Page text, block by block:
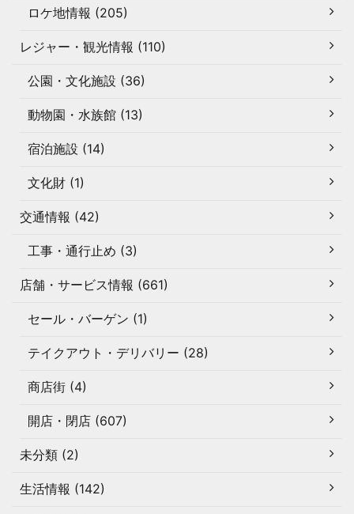
ロケ地情報 (205)
レジャー・観光情報 (110)
公園・文化施設 (36)
動物園・水族館 (13)
宿泊施設 (14)
文化財 (1)
交通情報 (42)
工事・通行止め (3)
店舗・サービス情報 (661)
セール・バーゲン (1)
テイクアウト・デリバリー (28)
商店街 (4)
開店・閉店 (607)
未分類 (2)
生活情報 (142)